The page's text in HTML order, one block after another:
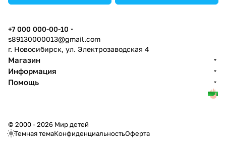
+7 000 000-00-10
s89130000013@gmail.com
г. Новосибирск, ул. Электрозаводская 4
Магазин
Информация
Помощь
© 2000 - 2026 Мир детей
Темная темаКонфиденциальностьОферта